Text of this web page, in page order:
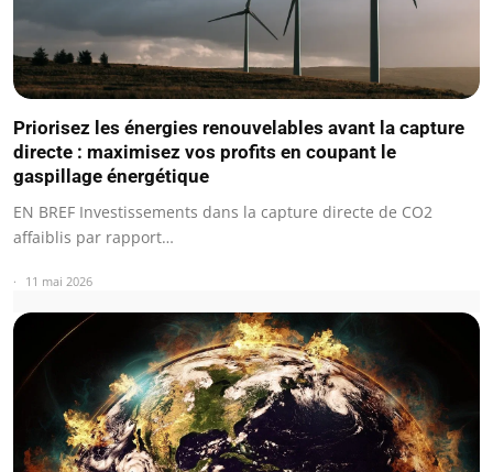
Priorisez les énergies renouvelables avant la capture
directe : maximisez vos profits en coupant le
gaspillage énergétique
EN BREF Investissements dans la capture directe de CO2
affaiblis par rapport…
11 mai 2026